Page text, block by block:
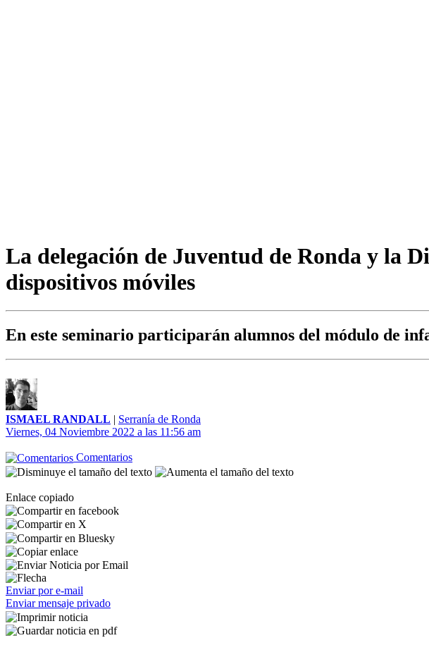
La delegación de Juventud de Ronda y la
dispositivos móviles
En este seminario participarán alumnos del módulo de
ISMAEL RANDALL | Serranía de Ronda
Viernes, 04 Noviembre 2022 a las 11:56 am
Comentarios
Enlace copiado
Enviar por e-mail
Enviar mensaje privado